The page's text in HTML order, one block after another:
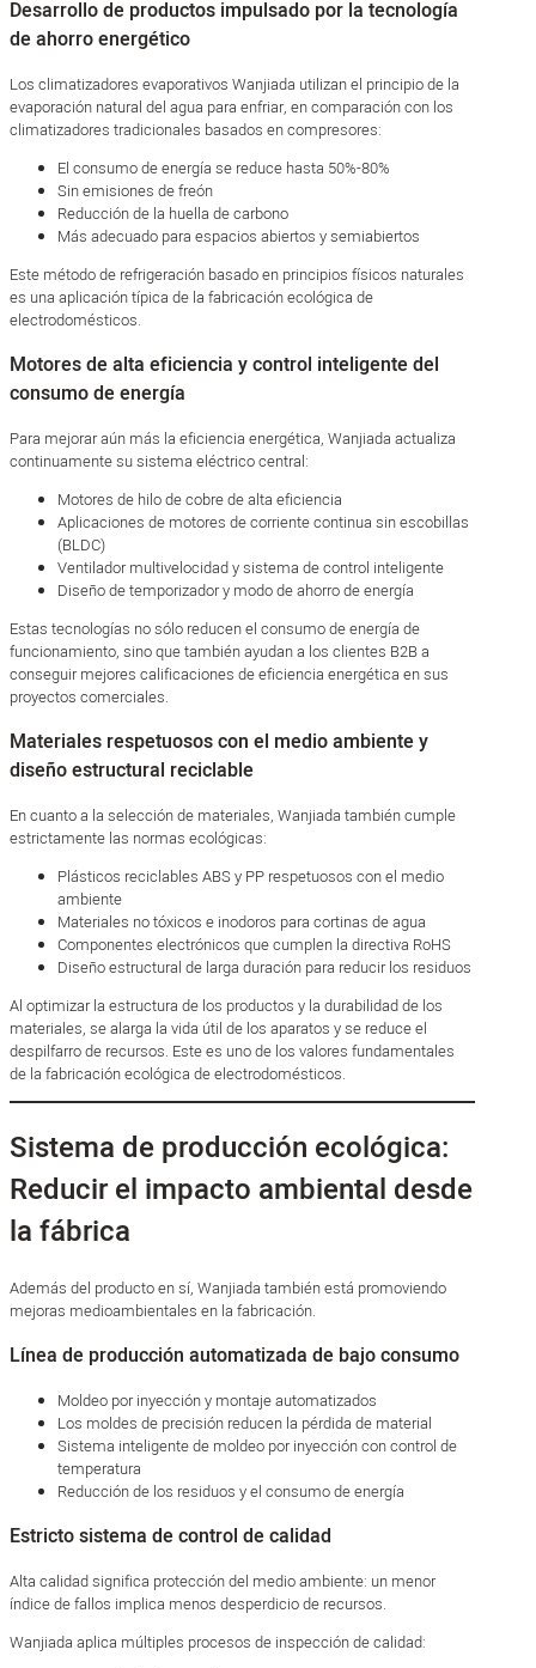
Desarrollo de productos impulsado por la tecnología
de ahorro energético
Los climatizadores evaporativos Wanjiada utilizan el principio de la
evaporación natural del agua para enfriar, en comparación con los
climatizadores tradicionales basados en compresores:
El consumo de energía se reduce hasta 50%-80%
Sin emisiones de freón
Reducción de la huella de carbono
Más adecuado para espacios abiertos y semiabiertos
Este método de refrigeración basado en principios físicos naturales
es una aplicación típica de la fabricación ecológica de
electrodomésticos.
Motores de alta eficiencia y control inteligente del
consumo de energía
Para mejorar aún más la eficiencia energética, Wanjiada actualiza
continuamente su sistema eléctrico central:
Motores de hilo de cobre de alta eficiencia
Aplicaciones de motores de corriente continua sin escobillas
(BLDC)
Ventilador multivelocidad y sistema de control inteligente
Diseño de temporizador y modo de ahorro de energía
Estas tecnologías no sólo reducen el consumo de energía de
funcionamiento, sino que también ayudan a los clientes B2B a
conseguir mejores calificaciones de eficiencia energética en sus
proyectos comerciales.
Materiales respetuosos con el medio ambiente y
diseño estructural reciclable
En cuanto a la selección de materiales, Wanjiada también cumple
estrictamente las normas ecológicas:
Plásticos reciclables ABS y PP respetuosos con el medio
ambiente
Materiales no tóxicos e inodoros para cortinas de agua
Componentes electrónicos que cumplen la directiva RoHS
Diseño estructural de larga duración para reducir los residuos
Al optimizar la estructura de los productos y la durabilidad de los
materiales, se alarga la vida útil de los aparatos y se reduce el
despilfarro de recursos. Este es uno de los valores fundamentales
de la fabricación ecológica de electrodomésticos.
Sistema de producción ecológica:
Reducir el impacto ambiental desde
la fábrica
Además del producto en sí, Wanjiada también está promoviendo
mejoras medioambientales en la fabricación.
Línea de producción automatizada de bajo consumo
Moldeo por inyección y montaje automatizados
Los moldes de precisión reducen la pérdida de material
Sistema inteligente de moldeo por inyección con control de
temperatura
Reducción de los residuos y el consumo de energía
Estricto sistema de control de calidad
Alta calidad significa protección del medio ambiente: un menor
índice de fallos implica menos desperdicio de recursos.
Wanjiada aplica múltiples procesos de inspección de calidad: